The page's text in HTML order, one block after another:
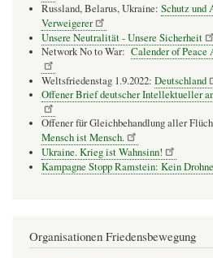
Russland, Belarus, Ukraine: Schutz und
Verweigerer
Unsere Neutralität - Unsere Sicherheit
Network No to War: Calender of Peace
Weltsfriedenstag 1.9.2022: Deutschland
Offener Brief deutscher Intellektueller
Offener für Gleichbehandlung aller
Mensch ist Mensch.
Ukraine. Krieg ist Wahnsinn!
Kampagne Stopp Ramstein: Kein
Organisationen Friedensbewegung